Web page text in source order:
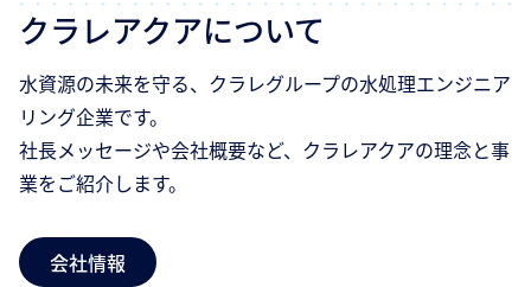
クラレアクアについて
水資源の未来を守る、クラレグループの水処理エンジニア
リング企業です。
社長メッセージや会社概要など、クラレアクアの理念と事
業をご紹介します。
会社情報